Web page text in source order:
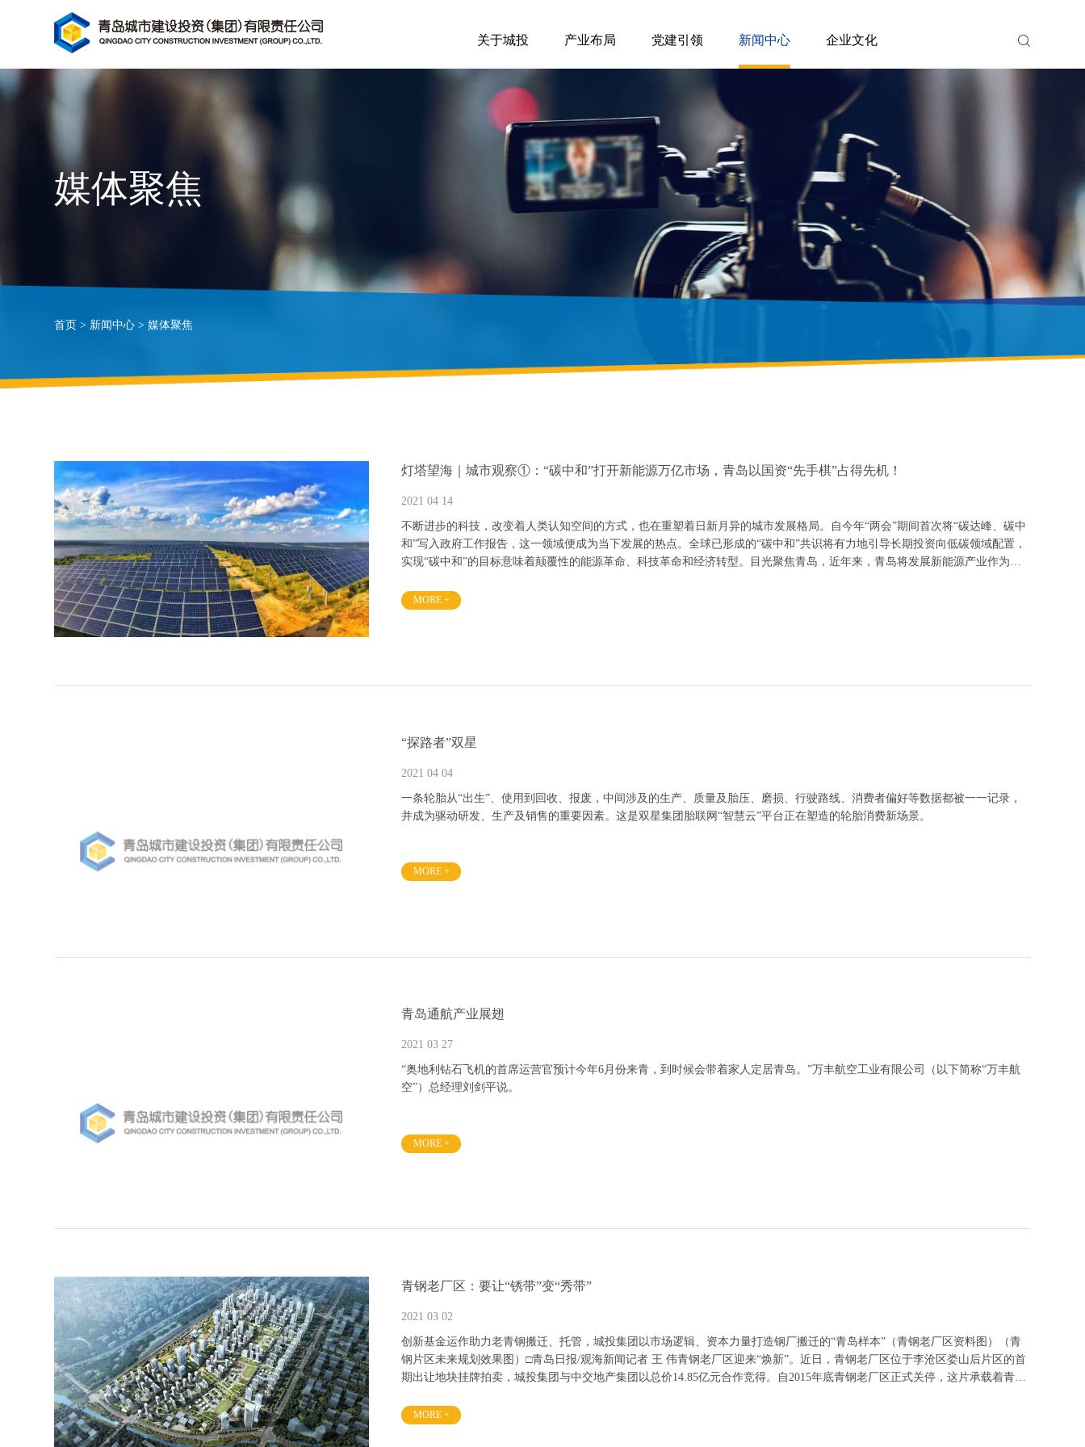
关于城投 产业布局 党建引领 新闻中心 企业文化
媒体聚焦
首页 > 新闻中心 >媒体聚焦
灯塔望海｜城市观察①：“碳中和”打开新能源万亿市场，青岛以国资“先手棋”占得先机！
2021 04 14
不断进步的科技，改变着人类认知空间的方式，也在重塑着日新月异的城市发展格局。自今年“两会”期间首次将“碳达峰、碳中
和”写入政府工作报告，这一领域便成为当下发展的热点。全球已形成的“碳中和”共识将有力地引导长期投资向低碳领域配置，
实现“碳中和”的目标意味着颠覆性的能源革命、科技革命和经济转型。目光聚焦青岛，近年来，青岛将发展新能源产业作为实
MORE +
“探路者”双星
2021 04 04
一条轮胎从“出生”、使用到回收、报废，中间涉及的生产、质量及胎压、磨损、行驶路线、消费者偏好等数据都被一一记录，
并成为驱动研发、生产及销售的重要因素。这是双星集团胎联网“智慧云”平台正在塑造的轮胎消费新场景。
MORE +
青岛通航产业展翅
2021 03 27
“奥地利钻石飞机的首席运营官预计今年6月份来青，到时候会带着家人定居青岛。”万丰航空工业有限公司（以下简称“万丰航
空”）总经理刘剑平说。
先通用飞机制造商——奥地利钻石飞机的企业正式落户青岛，钻石飞机的全球总部也由奥地利转移到了青岛。
MORE +
青钢老厂区：要让“锈带”变“秀带”
2021 03 02
创新基金运作助力老青钢搬迁、托管，城投集团以市场逻辑、资本力量打造钢厂搬迁的“青岛样本”（青钢老厂区资料图）（青
钢片区未来规划效果图）□青岛日报/观海新闻记者 王 伟青钢老厂区迎来“焕新”。近日，青钢老厂区位于李沧区娄山后片区的首
期出让地块挂牌拍卖，城投集团与中交地产集团以总价14.85亿元合作竞得。自2015年底青钢老厂区正式关停，这片承载着青钢
MORE +